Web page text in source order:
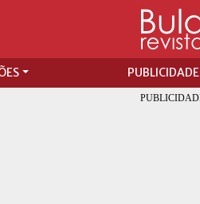
PUBLICIDADE